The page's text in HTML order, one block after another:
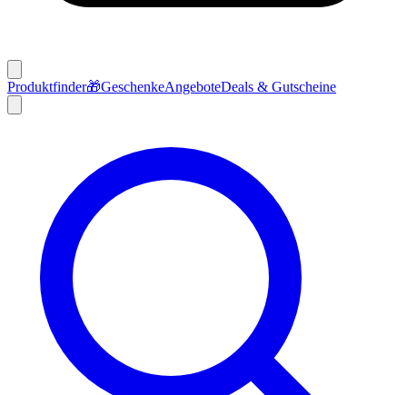
Produktfinder🎁GeschenkeAngeboteDeals & Gutscheine